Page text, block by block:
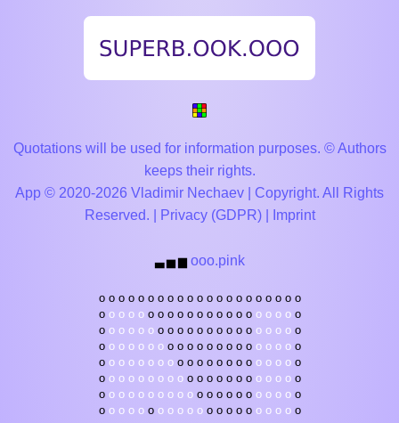
Quotations will be used for information purposes. © Authors
keeps their rights.
App © 2020-2026 Vladimir Nechaev | Copyright. All Rights
Reserved. |
Privacy (GDPR)| Imprint
▃ ▅ ▆ ooo.pink
o o o o o o o o o o o o o o o o o o o o o
o o o o o o o o o o o o o o o o o o o o o
o o o o o o o o o o o o o o o o o o o o o
o o o o o o o o o o o o o o o o o o o o o
o o o o o o o o o o o o o o o o o o o o o
o o o o o o o o o o o o o o o o o o o o o
o o o o o o o o o o o o o o o o o o o o o
o o o o o o o o o o o o o o o o o o o o o